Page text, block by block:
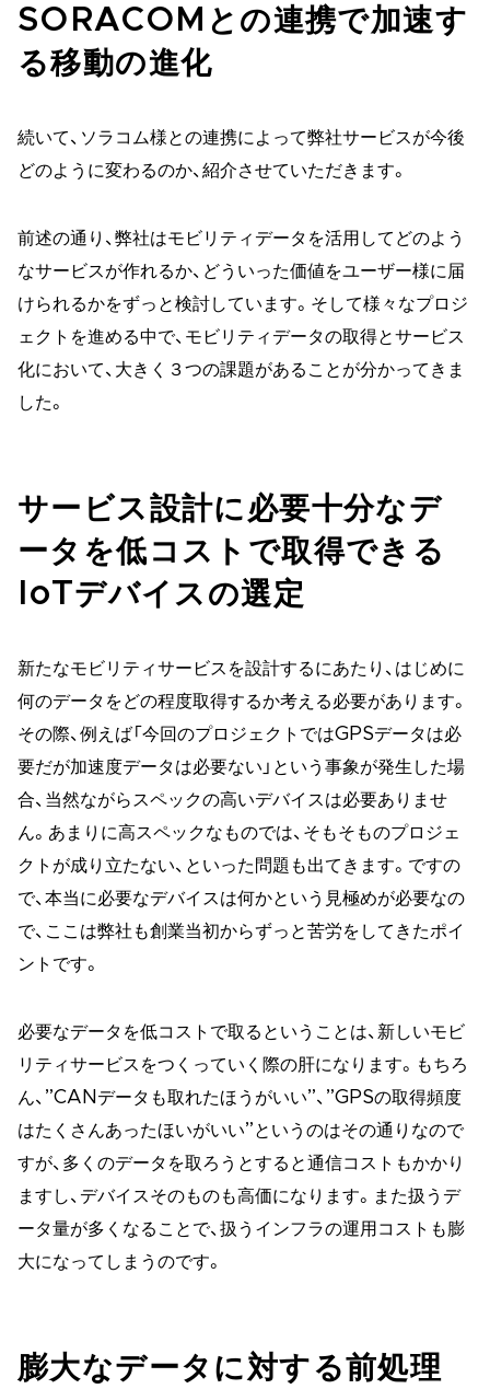
SORACOMとの連携で加速す
る移動の進化
続いて、ソラコム様との連携によって弊社サービスが今後
どのように変わるのか、紹介させていただきます。
前述の通り、弊社はモビリティデータを活用してどのよう
なサービスが作れるか、どういった価値をユーザー様に届
けられるかをずっと検討しています。そして様々なプロジ
ェクトを進める中で、モビリティデータの取得とサービス
化において、大きく３つの課題があることが分かってきま
した。
サービス設計に必要十分なデ
ータを低コストで取得できる
IoTデバイスの選定
新たなモビリティサービスを設計するにあたり、はじめに
何のデータをどの程度取得するか考える必要があります。
その際、例えば「今回のプロジェクトではGPSデータは必
要だが加速度データは必要ない」という事象が発生した場
合、当然ながらスペックの高いデバイスは必要ありませ
ん。あまりに高スペックなものでは、そもそものプロジェ
クトが成り立たない、といった問題も出てきます。ですの
で、本当に必要なデバイスは何かという見極めが必要なの
で、ここは弊社も創業当初からずっと苦労をしてきたポイ
ントです。
必要なデータを低コストで取るということは、新しいモビ
リティサービスをつくっていく際の肝になります。もちろ
ん、”CANデータも取れたほうがいい”、”GPSの取得頻度
はたくさんあったほいがいい”というのはその通りなので
すが、多くのデータを取ろうとすると通信コストもかかり
ますし、デバイスそのものも高価になります。また扱うデ
ータ量が多くなることで、扱うインフラの運用コストも膨
大になってしまうのです。
膨大なデータに対する前処理